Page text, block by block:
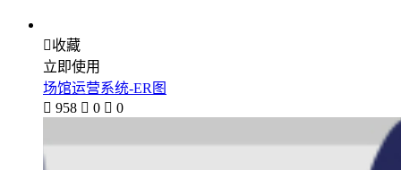
收藏
立即使用
场馆运营系统-ER图
 958  0  0